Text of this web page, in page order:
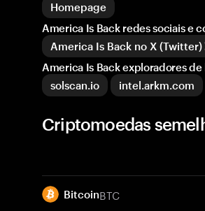
Homepage
America Is Back redes sociais e
America Is Back no X (Twitter)
America Is Back exploradores
solscan.io
intel.arkm.com
Criptomoedas
BitcoinBTC